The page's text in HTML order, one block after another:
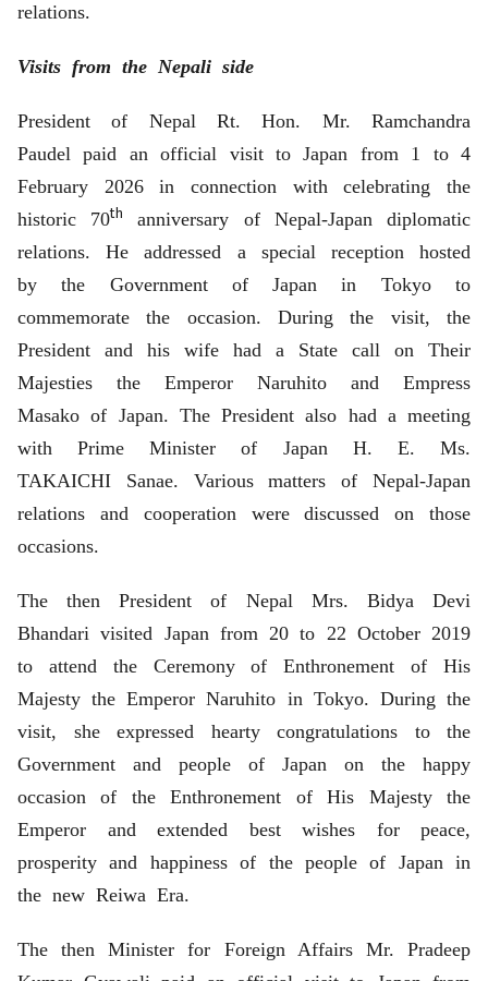
relations.
Visits from the Nepali side
President of Nepal Rt. Hon. Mr. Ramchandra
Paudel paid an official visit to Japan from 1 to 4
February 2026 in connection with celebrating the
historic 70th anniversary of Nepal-Japan diplomatic
relations. He addressed a special reception hosted
by the Government of Japan in Tokyo to
commemorate the occasion. During the visit, the
President and his wife had a State call on Their
Majesties the Emperor Naruhito and Empress
Masako of Japan. The President also had a meeting
with Prime Minister of Japan H. E. Ms.
TAKAICHI Sanae. Various matters of Nepal-Japan
relations and cooperation were discussed on those
occasions.
The then President of Nepal Mrs. Bidya Devi
Bhandari visited Japan from 20 to 22 October 2019
to attend the Ceremony of Enthronement of His
Majesty the Emperor Naruhito in Tokyo. During the
visit, she expressed hearty congratulations to the
Government and people of Japan on the happy
occasion of the Enthronement of His Majesty the
Emperor and extended best wishes for peace,
prosperity and happiness of the people of Japan in
the new Reiwa Era.
The then Minister for Foreign Affairs Mr. Pradeep